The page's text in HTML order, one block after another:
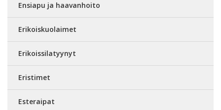
Ensiapu ja haavanhoito
Erikoiskuolaimet
Erikoissilatyynyt
Eristimet
Esteraipat